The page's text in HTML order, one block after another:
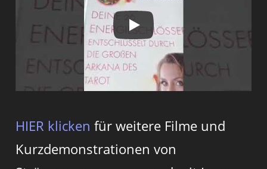
HIER klicken für weitere Filme und
Kurzdemonstrationen von